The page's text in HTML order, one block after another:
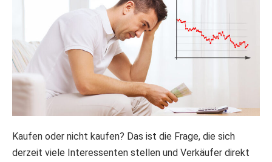
Kaufen oder nicht kaufen? Das ist die Frage, die sich
derzeit viele Interessenten stellen und Verkäufer direkt